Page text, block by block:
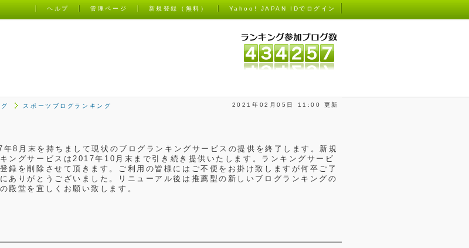
スポーツブログランキング 2021年02月05日 11:00 更新
8月末を持ちまして現状のブログランキングサービスの提供を終了します。新規
ングサービスは2017年10月末まで引き続き提供いたします。ランキングサービ
録を削除させて頂きます。ご利用の皆様にはご不便をお掛け致しますが何卒ご了
ありがとうございました。リニューアル後は推薦型の新しいブログランキングの
殿堂を宜しくお願い致します。
ヘルプ 管理ページ 新規登録（無料） Yahoo! JAPAN IDでログイン